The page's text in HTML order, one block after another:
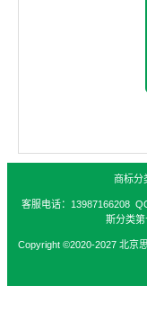
商标分
客服电话：13987166208
斯分类
Copyright ©2020-2027 北京